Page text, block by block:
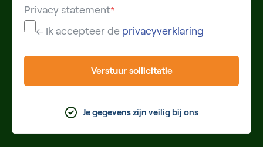
Privacy statement*
← Ik accepteer de privacyverklaring
Verstuur sollicitatie
Je gegevens zijn veilig bij ons